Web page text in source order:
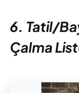
6. Tatil/
Çalma